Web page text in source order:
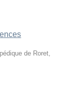
de Roret